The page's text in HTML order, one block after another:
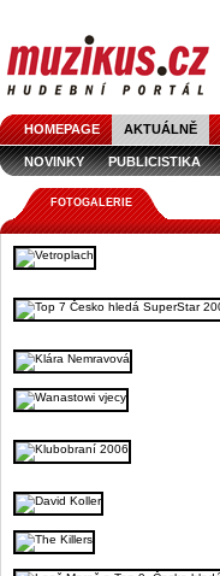
HOMEPAGE AKTUÁLNĚ
NOVINKY PUBLICISTIKA
FOTOGALERIE